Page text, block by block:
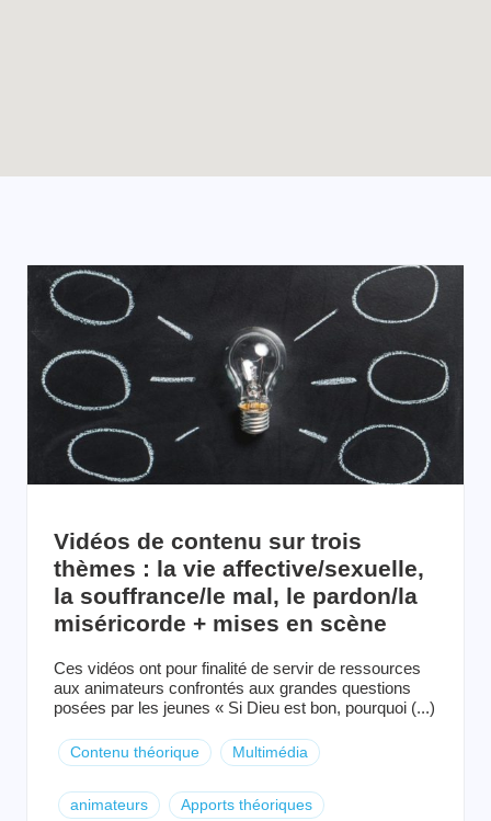
Vidéos de contenu sur trois
thèmes : la vie affective/sexuelle,
la souffrance/le mal, le pardon/la
miséricorde + mises en scène
Ces vidéos ont pour finalité de servir de ressources
aux animateurs confrontés aux grandes questions
posées par les jeunes « Si Dieu est bon, pourquoi (...)
Contenu théorique Multimédia
animateurs Apports théoriques